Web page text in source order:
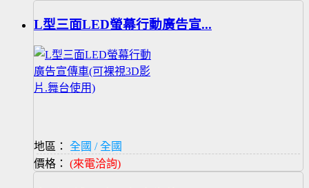
L型三面LED螢幕行動廣告宣...
地區：
全國 / 全國
價格： (來電洽詢)